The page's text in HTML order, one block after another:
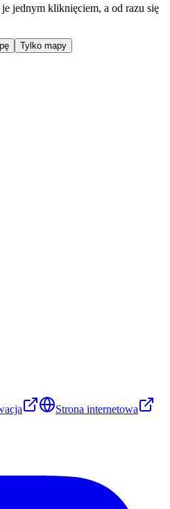
jednym kliknięciem, a od razu się
Tylko mapy
Strona internetowa